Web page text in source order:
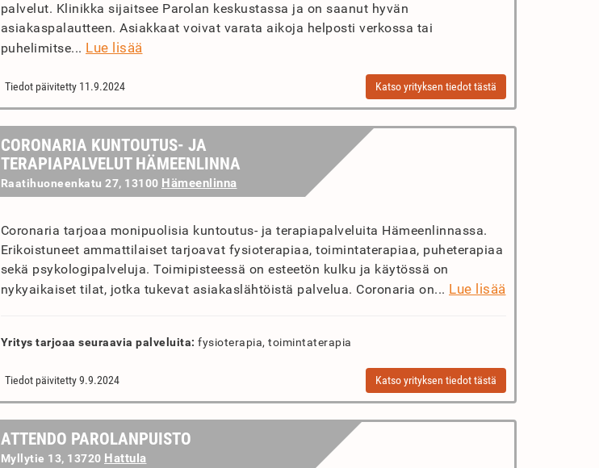
palvelut. Klinikka sijaitsee Parolan keskustassa ja on saanut hyvän
asiakaspalautteen. Asiakkaat voivat varata aikoja helposti verkossa tai
puhelimitse... Lue lisää
Tiedot päivitetty 11.9.2024 Katso yrityksen tiedot tästä
CORONARIA KUNTOUTUS- JA
TERAPIAPALVELUT HÄMEENLINNA
Raatihuoneenkatu 27, 13100 Hämeenlinna
Coronaria tarjoaa monipuolisia kuntoutus- ja terapiapalveluita Hämeenlinnassa.
Erikoistuneet ammattilaiset tarjoavat fysioterapiaa, toimintaterapiaa, puheterapiaa
sekä psykologipalveluja. Toimipisteessä on esteetön kulku ja käytössä on
nykyaikaiset tilat, jotka tukevat asiakaslähtöistä palvelua. Coronaria on... Lue lisää
Yritys tarjoaa seuraavia palveluita: fysioterapia, toimintaterapia
Tiedot päivitetty 9.9.2024 Katso yrityksen tiedot tästä
ATTENDO PAROLANPUISTO
Myllytie 13, 13720 Hattula